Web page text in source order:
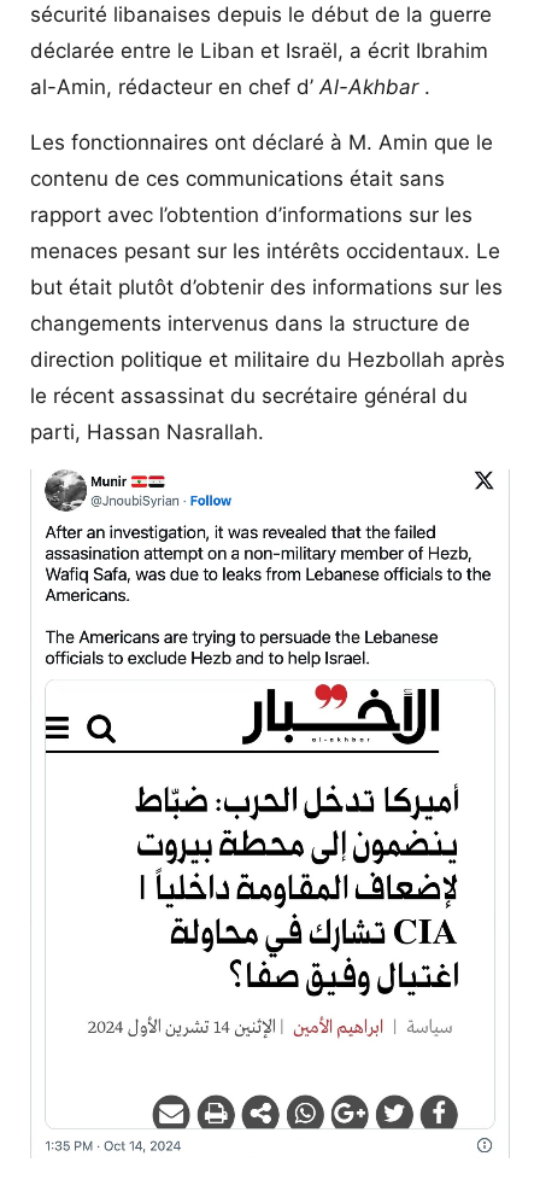
sécurité libanaises depuis le début de la guerre
déclarée entre le Liban et Israël, a écrit Ibrahim
al-Amin, rédacteur en chef d’ Al-Akhbar .
Les fonctionnaires ont déclaré à M. Amin que le
contenu de ces communications était sans
rapport avec l’obtention d’informations sur les
menaces pesant sur les intérêts occidentaux. Le
but était plutôt d’obtenir des informations sur les
changements intervenus dans la structure de
direction politique et militaire du Hezbollah après
le récent assassinat du secrétaire général du
parti, Hassan Nasrallah.